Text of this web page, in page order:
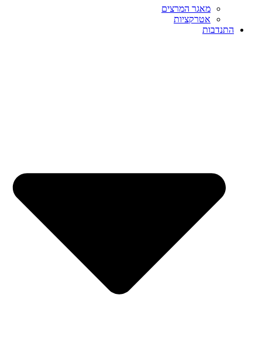
מאגר המרצים
אטרקציות
התנדבות